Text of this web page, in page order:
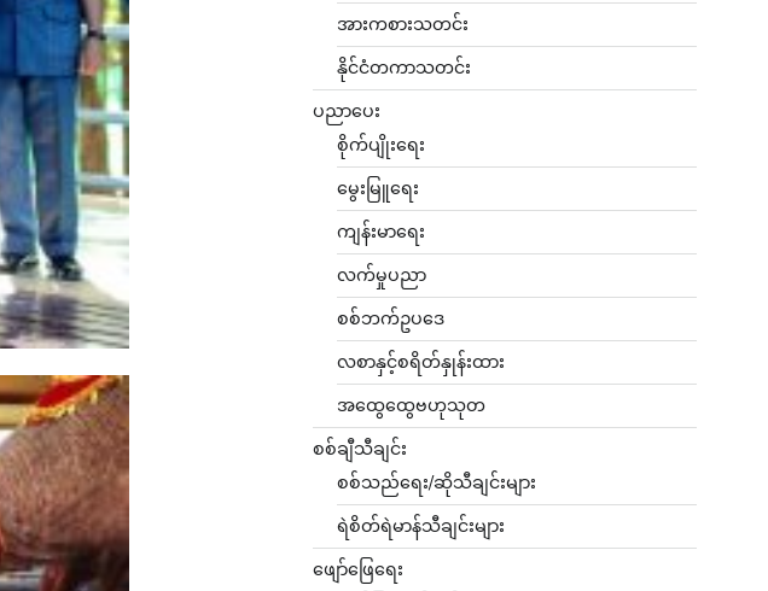
အားကစားသတင်း
နိုင်ငံတကာသတင်း
ပညာပေး
စိုက်ပျိုးရေး
မွေးမြူရေး
ကျန်းမာရေး
လက်မှုပညာ
စစ်ဘက်ဥပဒေ
လစာနှင့်စရိတ်နှုန်းထား
အထွေထွေဗဟုသုတ
စစ်ချီသီချင်း
စစ်သည်ရေး/ဆိုသီချင်းများ
ရဲစိတ်ရဲမာန်သီချင်းများ
ဖျော်ဖြေရေး